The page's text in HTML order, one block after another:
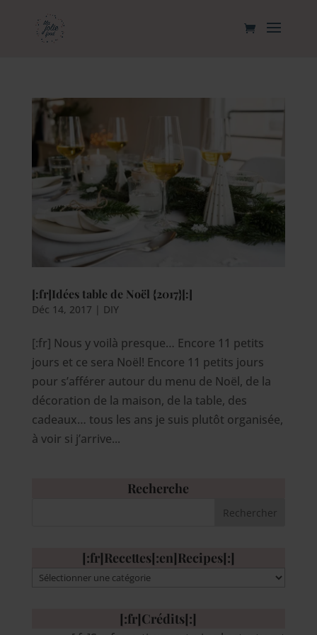
[:fr]Idées table de Noël {2017}[:]
Déc 14, 2017 | DIY
[:fr] Nous y voilà presque… Encore 11 petits
jours et ce sera Noël! Encore 11 petits jours
pour s’afférer autour du menu de Noël, de la
décoration de la maison, de la table, des
cadeaux… tous les ans je suis plutôt organisée,
à voir si j’arrive...
Recherche
[:fr]Recettes[:en]Recipes[:]
[:fr]Recettes[:en]Recipes[:]
[:fr]Crédits[:]